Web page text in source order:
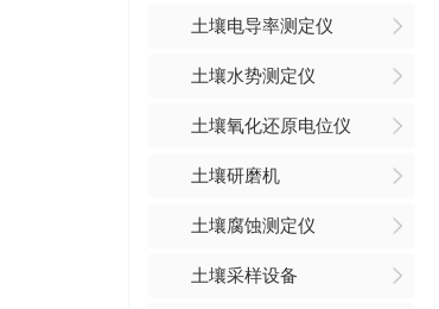
土壤电导率测定仪
土壤水势测定仪
土壤氧化还原电位仪
土壤研磨机
土壤腐蚀测定仪
土壤采样设备